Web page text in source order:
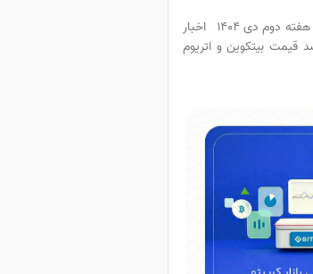
گزارش هفتگی بازار کریپتو | هفته دوم دی ۱۴۰۴ اخبار
قیمت بیتکوین و اتریوم